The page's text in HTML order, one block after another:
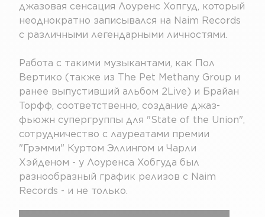
джазовая сенсация Лоуренс Хопгуд, который
неоднократно записывался на Naim Records
с различными легендарными личностями.
Работа с такими музыкантами, как Пол
Вертико (также из The Pet Methany Group и
ранее выпустивший альбом 2Live) и Брайан
Торфф, соответственно, создание джаз-
фьюжн супергруппы для "State of the Union",
сотрудничество с лауреатами премии
"Грэмми" Куртом Эллингом и Чарли
Хэйденом - у Лоуренса Хобгуда был
разнообразный график релизов с Naim
Records - и не только.